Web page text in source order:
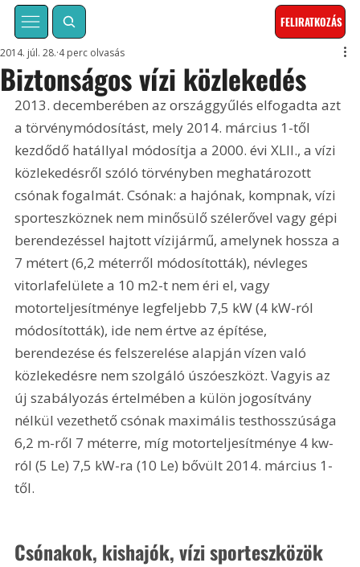
FELIRATKOZÁS
Biztonságos vízi közlekedés
2014. júl. 28. 4 perc olvasás
2013. decemberében az országgyűlés elfogadta azt
a törvénymódosítást, mely 2014. március 1-től
kezdődő hatállyal módosítja a 2000. évi XLII., a vízi
közlekedésről szóló törvényben meghatározott
csónak fogalmát. Csónak: a hajónak, kompnak, vízi
sporteszköznek nem minősülő szélerővel vagy gépi
berendezéssel hajtott vízijármű, amelynek hossza a
7 métert (6,2 méterről módosították), névleges
vitorlafelülete a 10 m2-t nem éri el, vagy
motorteljesítménye legfeljebb 7,5 kW (4 kW-ról
módosították), ide nem értve az építése,
berendezése és felszerelése alapján vízen való
közlekedésre nem szolgáló úszóeszközt. Vagyis az
új szabályozás értelmében a külön jogosítvány
nélkül vezethető csónak maximális testhosszúsága
6,2 m-ről 7 méterre, míg motorteljesítménye 4 kw-
ról (5 Le) 7,5 kW-ra (10 Le) bővült 2014. március 1-
től.
Csónakok, kishajók, vízi sporteszközök